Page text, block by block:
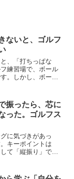
ないと、ゴルフ
、「打ちっぱな
練習場で、ボール
。しかし、ボール
宅で素振りをする
振ったら、芯に
った。ゴルフス
に気づきがあっ
キーポイントは
て「縦振り」で